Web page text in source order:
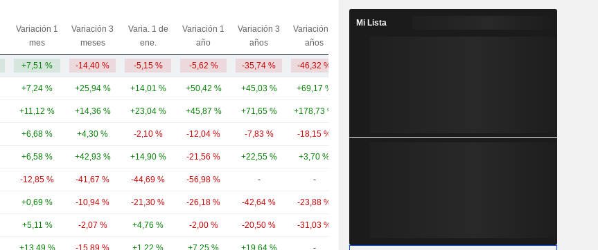
Variación 1
mes
Variación 3
meses
Varia. 1 de
ene.
Variación 1
año
Variación 3
años
Variación 5
años
+7,51 % -14,40 % -5,15 % -5,62 % -35,74 % -46,32 %
+7,24 % +25,94 % +14,01 % +50,42 % +45,03 % +69,17 %
+11,12 % +14,36 % +23,04 % +45,87 % +71,65 % +178,73 %
+6,68 % +4,30 % -2,10 % -12,04 % -7,83 % -18,15 %
+6,58 % +42,93 % +14,90 % -21,56 % +22,55 % +3,70 %
-12,85 % -41,67 % -44,69 % -56,98 % - -
+0,69 % -10,94 % -21,30 % -26,18 % -42,64 % -23,88 %
+5,11 % -2,07 % +4,76 % -2,00 % -20,50 % -31,03 %
+13,49 % -15,89 % +1,22 % +7,25 % +19,64 % - - 1862,88 M
Mi Lista